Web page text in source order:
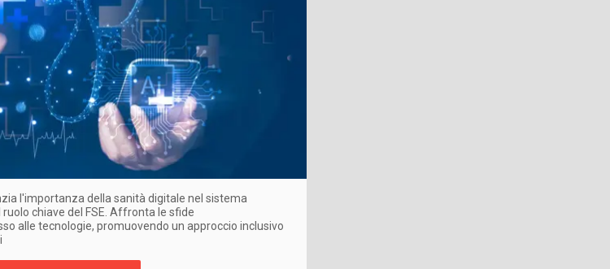
l'importanza della sanità digitale nel sistema
chiave del FSE. Affronta le sfide
alle tecnologie, promuovendo un approccio inclusivo